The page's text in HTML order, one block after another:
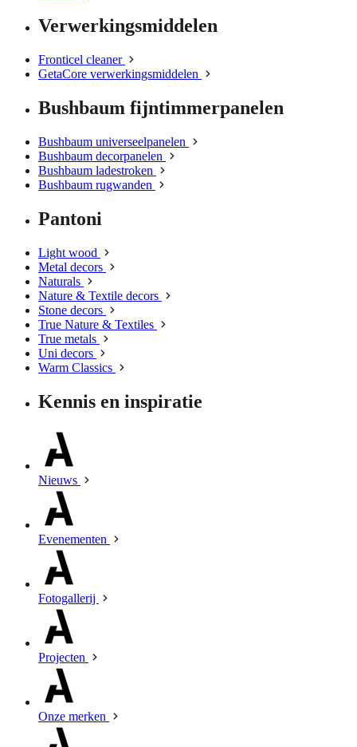
Verwerkingsmiddelen
Fronticel cleaner
GetaCore verwerkingsmiddelen
Bushbaum fijntimmerpanelen
Bushbaum universeelpanelen
Bushbaum decorpanelen
Bushbaum ladestroken
Bushbaum rugwanden
Pantoni
Light wood
Metal decors
Naturals
Nature & Textile decors
Stone decors
True Nature & Textiles
True metals
Uni decors
Warm Classics
Kennis en inspiratie
Nieuws
Evenementen
Fotogallerij
Projecten
Onze merken